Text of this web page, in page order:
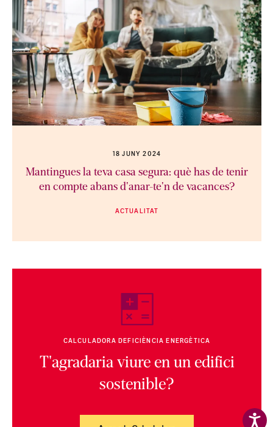
18 JUNY 2024
Mantingues la teva casa segura: què has de tenir
en compte abans d'anar-te'n de vacances?
ACTUALITAT
CALCULADORA DEFICIÈNCIA ENERGÈTICA
T'agradaria viure en un edifici
sostenible?